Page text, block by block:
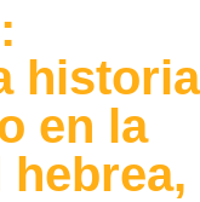
historia
en la